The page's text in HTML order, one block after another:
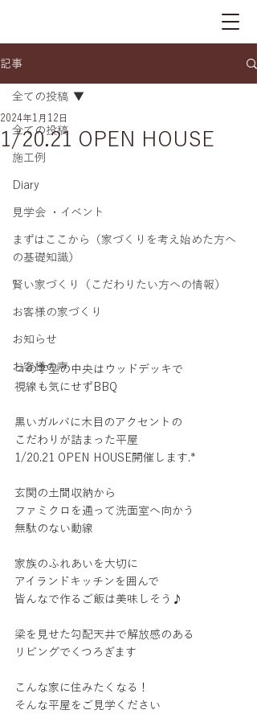
記事
全ての投稿
施工例
Diary
見学会 ・イベント
まずはここから（家づくりを考え始めた方へ
の基礎知識）
賢い家づくり（こだわりたい方への情報）
お客様の家づくり
お知らせ
お客様の声
全ての投稿
1/20.21 OPEN HOUSE
2024年1月12日
コの字型の中央はウッドデッキで
視線も気にせずBBQ
黒いガルバに木目のアクセントの
こだわりが詰まった平屋
1/20.21 OPEN HOUSE開催します.*
玄関の土間収納から
ファミクロを通って洗面室へ向かう
無駄のない動線
家族のふれあいを大切に
アイランドキッチンを囲んで
皆んなで作るご飯は美味しそう♪
梁を見せた勾配天井で解放感のある
リビングでくつろぎます
こんな家に住みたくなる！
そんな平屋をご見学ください